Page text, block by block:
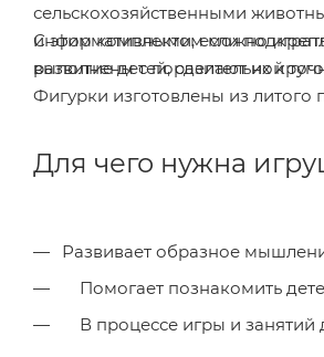
сельскохозяйственными
информативными, если
развитие детей, сделают их
С этим комплектом можно
выполнены с поразительной
Фигурки изготовлены из литого
Для чего нужна
Развивает образное
Помогает познакомить
В процессе игры и занятий